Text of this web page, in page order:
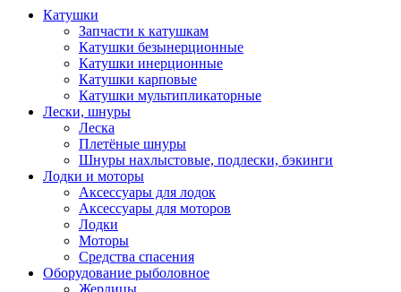
Катушки
Запчасти к катушкам
Катушки безынерционные
Катушки инерционные
Катушки карповые
Катушки мультипликаторные
Лески, шнуры
Леска
Плетёные шнуры
Шнуры нахлыстовые, подлески, бэкинги
Лодки и моторы
Аксессуары для лодок
Аксессуары для моторов
Лодки
Моторы
Средства спасения
Оборудование рыболовное
Жерлицы